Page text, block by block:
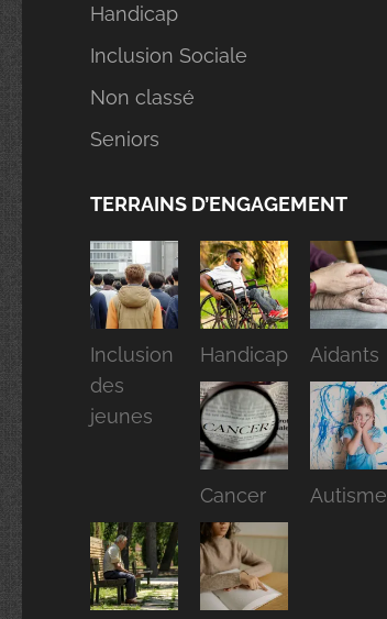
Handicap
Inclusion Sociale
Non classé
Seniors
TERRAINS D’ENGAGEMENT
Inclusion
des
jeunes
Handicap Aidants
Cancer Autisme